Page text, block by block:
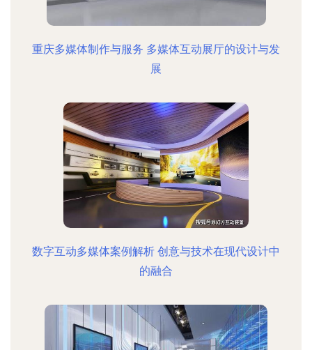
重庆多媒体制作与服务 多媒体互动展厅的设计与发
展
数字互动多媒体案例解析 创意与技术在现代设计中
的融合